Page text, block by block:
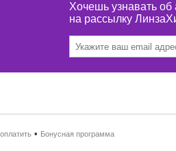
Хочешь узнавать
на рассылку
• Бонусная программа